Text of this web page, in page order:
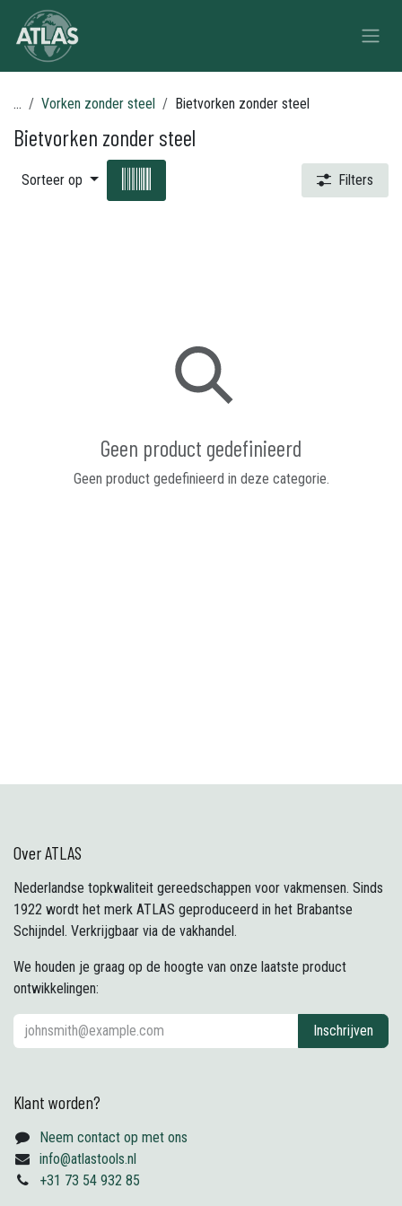
Overslaan naar inhoud
... Vorken zonder steel Bietvorken zonder steel
Bietvorken zonder steel
Sorteer op Filters
Geen product gedefinieerd
Geen product gedefinieerd in deze categorie.
Over ATLAS
Nederlandse topkwaliteit gereedschappen voor vakmensen. Sinds
1922 wordt het merk ATLAS geproduceerd in het Brabantse
Schijndel. Verkrijgbaar via de vakhandel.
We houden je graag op de hoogte van onze laatste product
ontwikkelingen:
Inschrijven
Klant worden?
Neem contact op met ons
info@atlastools.nl
+31 73 54 932 85